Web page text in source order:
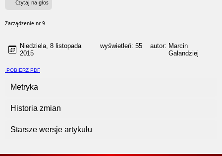
Czytaj na głos
Zarządzenie nr 9
Niedziela, 8 listopada
2015
wyświetleń:55 autor: Marcin
Gałandziej
POBIERZ PDF
Metryka
Historia zmian
Starsze wersje artykułu